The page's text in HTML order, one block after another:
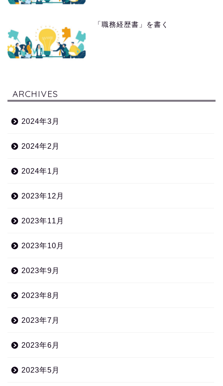
「職務経歴書」を書く
ARCHIVES
2024年3月
2024年2月
2024年1月
2023年12月
2023年11月
2023年10月
2023年9月
2023年8月
2023年7月
2023年6月
2023年5月